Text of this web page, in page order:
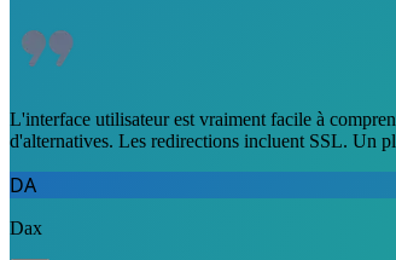
L'interface utilisateur est vraiment facile à
d'alternatives. Les redirections incluent SSL. Un
DA
Dax